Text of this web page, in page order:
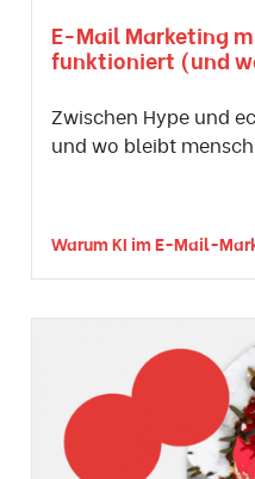
E-Mail Marketing
funktioniert (und
Zwischen Hype und
und wo bleibt
Warum KI im E-Mail-